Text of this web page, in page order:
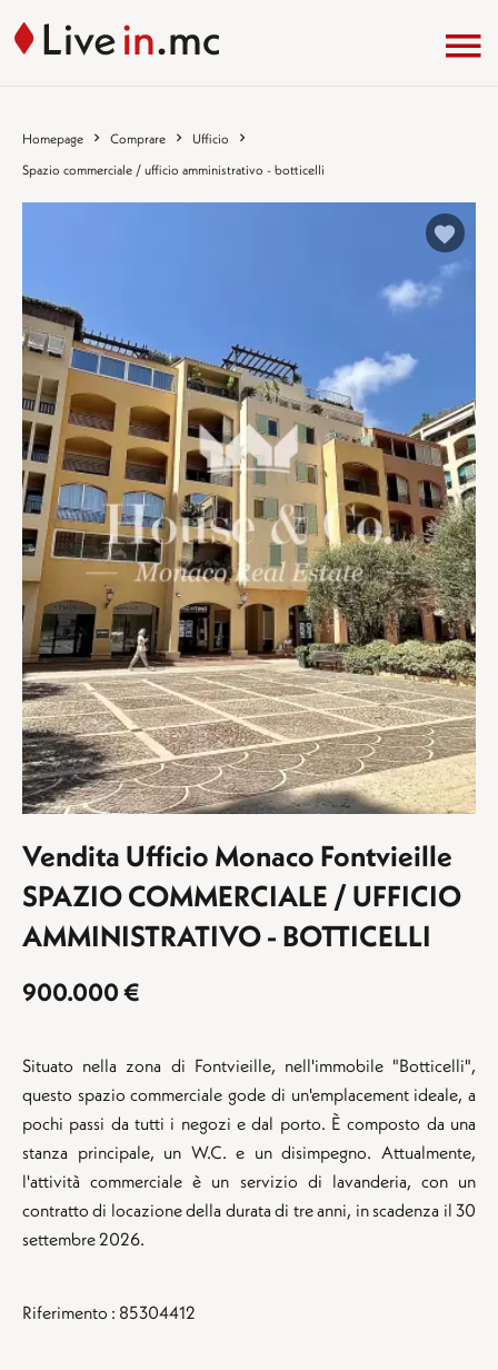
Homepage Comprare
Ufficio
Spazio commerciale / ufficio amministrativo - botticelli
Vendita Ufficio Monaco Fontvieille
SPAZIO COMMERCIALE / UFFICIO
AMMINISTRATIVO - BOTTICELLI
900.000 €
Situato nella zona di Fontvieille, nell'immobile "Botticelli",
questo spazio commerciale gode di un'emplacement ideale, a
pochi passi da tutti i negozi e dal porto. È composto da una
stanza principale, un W.C. e un disimpegno. Attualmente,
l'attività commerciale è un servizio di lavanderia, con un
contratto di locazione della durata di tre anni, in scadenza il 30
settembre 2026.
Riferimento : 85304412